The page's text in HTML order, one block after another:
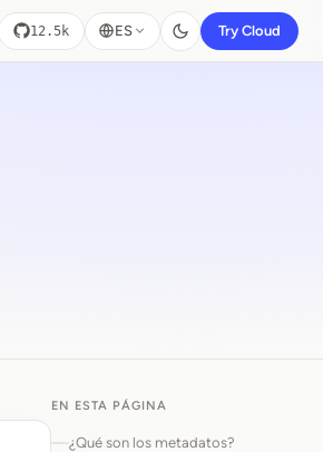
12.5k ES Try Cloud
EN ESTA PÁGINA
¿Qué son los metadatos?